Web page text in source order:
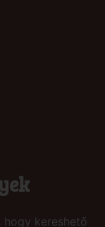
hogy kereshető